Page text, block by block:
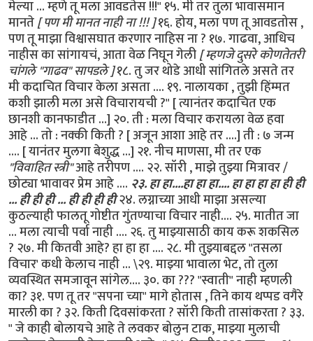
मेल्या ... म्हणे तू मला आवडतेस !!!" १५. मी तर तुला भावासमान
मानते[ पण मी मानत नाही ना !!! ]१६. होय, मला पण तू आवडतोस ,
पण तू माझा विश्वासघात करणार नाहिस ना ? १७. गाढवा, आधिच
नाहीस का सांगायचं, आता वेळ निघून गेली[ म्हणजे दुसरे कोणतेतरी
चांगले "गाढव" सापडले ]१८. तु जर थोडे आधी सांगितले असते तर
मी कदाचित विचार केला असता .... १९. नालायका , तुझी हिंम्मत
कशी झाली मला असे विचारायची ?" [ त्यानंतर कदाचित एक
छानशी कानफाडीत ...] २०. ती : मला विचार करायला वेळ हवा
आहे ... तो : नक्की किती ? [ अजून आशा आहे तर ....] ती : ७ जन्म
.... [ यानंतर मुलगा बेशुद्ध ...] २१. नीच माणसा, मी तर एक
"विवाहित स्त्री"आहे तरीपण .... २२. सॉरी , माझे तुझ्या मित्रावर /
छोट्या भावावर प्रेम आहे .... २३. हा हा....हा हा हा.... हा हा हा हा ही ही
... ही ही ही ... ही ही ही ही२४. लग्नाच्या आधी माझा असल्या
कुठल्याही फालतू गोष्टीत गुंतण्याचा विचार नाही.... २५. मातीत जा
... मला त्याची पर्वा नाही .... २६. तु माझ्यासाठी काय करू शकसिल
? २७. मी कितवी आहे? हा हा हा .... २८. मी तुझ्याबद्दल "तसला
विचार' कधी केलाच नाही ... \२९. माझ्या भावाला भेट, तो तुला
व्यवस्थित समजावून सांगेल.... ३०. का ??? "स्वाती" नाही म्हणली
का? ३१. पण तू तर "सपना च्या" मागे होतास , तिने काय थप्पड वगैरे
मारली का ? ३२. किती दिवसांकरता ? सॉरी किती तासांकरता ? ३३.
" जे काही बोलायचे आहे ते लवकर बोलुन टाक, माझ्या मुलाची